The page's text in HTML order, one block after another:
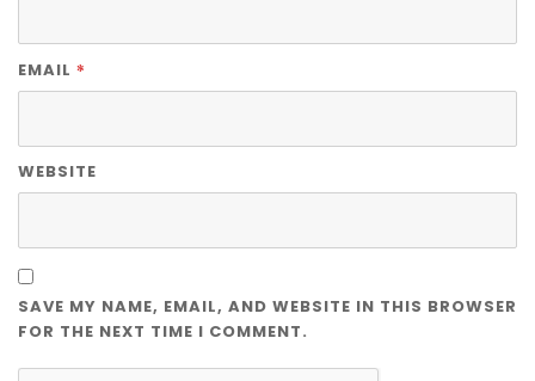
EMAIL *
WEBSITE
SAVE MY NAME, EMAIL, AND WEBSITE IN THIS BROWSER
FOR THE NEXT TIME I COMMENT.